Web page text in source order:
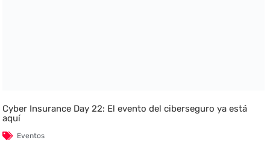
Cyber Insurance Day 22: El evento del ciberseguro ya está
aquí
Eventos